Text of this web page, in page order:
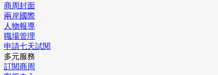
商周封面
兩岸國際
人物報導
職場管理
申請七天試閱
多元服務
訂閱商周